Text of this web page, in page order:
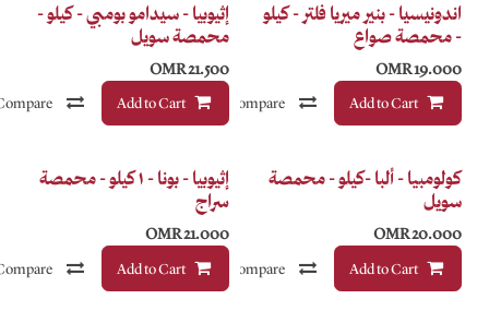
كيلو
Compare إضافة إلى قائمة الأمنيات
إثيوبيا - سيدامو بومبي - كيلو -
محمصة سويل
21.500
OMR
Add to Cart
Compare إضافة إلى قائمة الأمنيات
Compare إضافة إلى قائمة الأمنيات
إثيوبيا - بونا - ١ كيلو - محمصة
21.000
Add to Cart
Compare إضافة إلى قائمة الأمنيات